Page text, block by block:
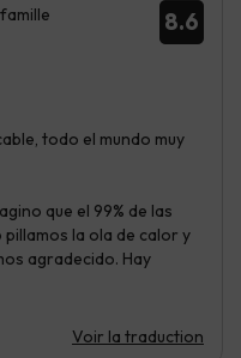
8.6
todo el mundo muy
que el 99% de las
la ola de calor y
agradecido. Hay
Voir la traduction